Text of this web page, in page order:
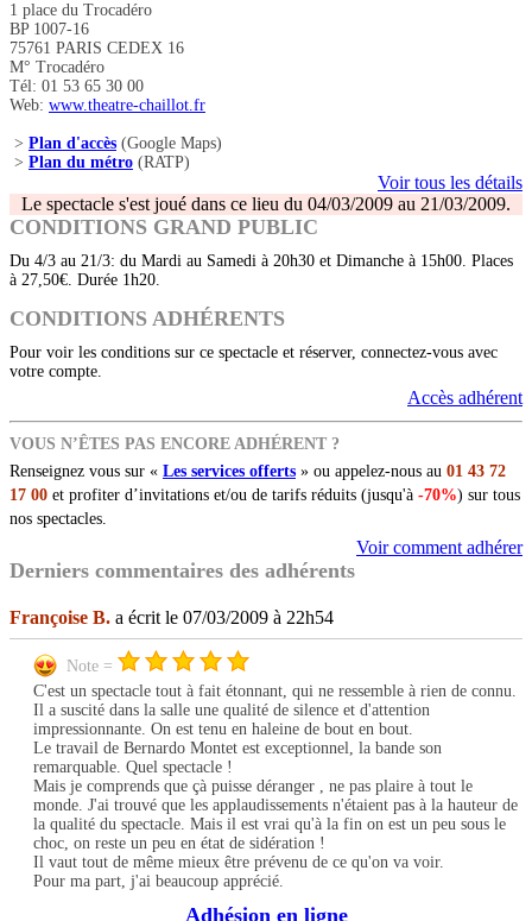
1 place du Trocadéro
BP 1007-16
75761 PARIS CEDEX 16
M° Trocadéro
Tél: 01 53 65 30 00
Web: www.theatre-chaillot.fr
> Plan d'accès (Google Maps)
> Plan du métro (RATP)
Voir tous les détails
Le spectacle s'est joué dans ce lieu du 04/03/2009 au 21/03/2009.
CONDITIONS GRAND PUBLIC
Du 4/3 au 21/3: du Mardi au Samedi à 20h30 et Dimanche à 15h00. Places
à 27,50€. Durée 1h20.
CONDITIONS ADHÉRENTS
Pour voir les conditions sur ce spectacle et réserver, connectez-vous avec
votre compte.
Accès adhérent
VOUS N’ÊTES PAS ENCORE ADHÉRENT ?
Renseignez vous sur « Les services offerts » ou appelez-nous au 01 43 72
17 00 et profiter d’invitations et/ou de tarifs réduits (jusqu'à -70%) sur tous
nos spectacles.
Voir comment adhérer
Derniers commentaires des adhérents
Françoise B. a écrit le 07/03/2009 à 22h54
Note =
C'est un spectacle tout à fait étonnant, qui ne ressemble à rien de connu.
Il a suscité dans la salle une qualité de silence et d'attention
impressionnante. On est tenu en haleine de bout en bout.
Le travail de Bernardo Montet est exceptionnel, la bande son
remarquable. Quel spectacle !
Mais je comprends que çà puisse déranger , ne pas plaire à tout le
monde. J'ai trouvé que les applaudissements n'étaient pas à la hauteur de
la qualité du spectacle. Mais il est vrai qu'à la fin on est un peu sous le
choc, on reste un peu en état de sidération !
Il vaut tout de même mieux être prévenu de ce qu'on va voir.
Pour ma part, j'ai beaucoup apprécié.
Adhésion en ligne